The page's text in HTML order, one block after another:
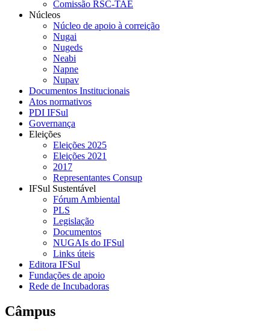
Comissão RSC-TAE
Núcleos
Núcleo de apoio à correição
Nugai
Nugeds
Neabi
Napne
Nupav
Documentos Institucionais
Atos normativos
PDI IFSul
Governança
Eleições
Eleições 2025
Eleições 2021
2017
Representantes Consup
IFSul Sustentável
Fórum Ambiental
PLS
Legislação
Documentos
NUGAIs do IFSul
Links úteis
Editora IFSul
Fundações de apoio
Rede de Incubadoras
Câmpus